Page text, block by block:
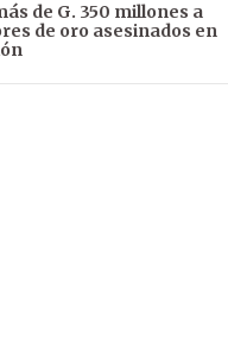
de G. 350 millones a
de oro asesinados en